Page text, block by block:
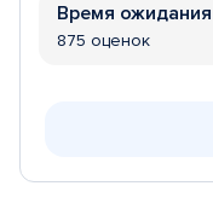
Время ожидания
875 оценок